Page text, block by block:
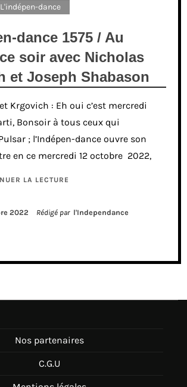
L'indépen-dance
dance 1575 / Au
soir avec Nicholas
et Joseph Shabason
Krgovich : Eh oui c’est mercredi
Bonsoir à tous ceux qui
; l’Indépen-dance ouvre son
en ce mercredi 12 octobre 2022,
LA LECTURE
2022 Rédigé par l'Independance
Nos partenaires
C.G.U